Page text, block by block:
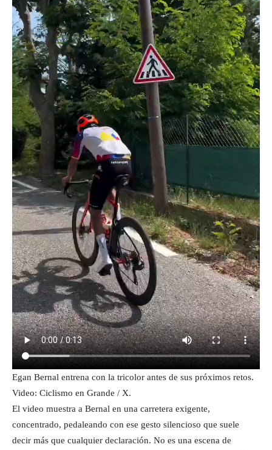
Egan Bernal entrena con la tricolor antes de sus próximos retos.
Video: Ciclismo en Grande / X.
El video muestra a Bernal en una carretera exigente,
concentrado, pedaleando con ese gesto silencioso que suele
decir más que cualquier declaración. No es una escena de